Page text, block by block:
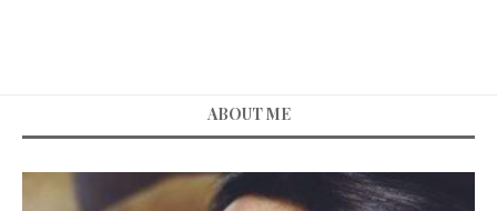
ABOUT ME